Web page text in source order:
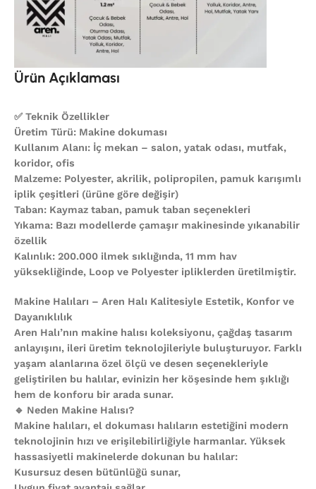
Ürün Açıklaması
✅ Teknik Özellikler
Üretim Türü: Makine dokuması
Kullanım Alanı: İç mekan – salon, yatak odası, mutfak,
koridor, ofis
Malzeme: Polyester, akrilik, polipropilen, pamuk karışımlı
iplik çeşitleri (ürüne göre değişir)
Taban: Kaymaz taban, pamuk taban seçenekleri
Yıkama: Bazı modellerde çamaşır makinesinde yıkanabilir
özellik
Kalınlık: 200.000 ilmek sıklığında, 11 mm hav
yüksekliğinde, Loop ve Polyester ipliklerden üretilmiştir.
Makine Halıları – Aren Halı Kalitesiyle Estetik, Konfor ve
Dayanıklılık
Aren Halı’nın makine halısı koleksiyonu, çağdaş tasarım
anlayışını, ileri üretim teknolojileriyle buluşturuyor. Farklı
yaşam alanlarına özel ölçü ve desen seçenekleriyle
geliştirilen bu halılar, evinizin her köşesinde hem şıklığı
hem de konforu bir arada sunar.
🔹 Neden Makine Halısı?
Makine halıları, el dokuması halıların estetiğini modern
teknolojinin hızı ve erişilebilirliğiyle harmanlar. Yüksek
hassasiyetli makinelerde dokunan bu halılar:
Kusursuz desen bütünlüğü sunar,